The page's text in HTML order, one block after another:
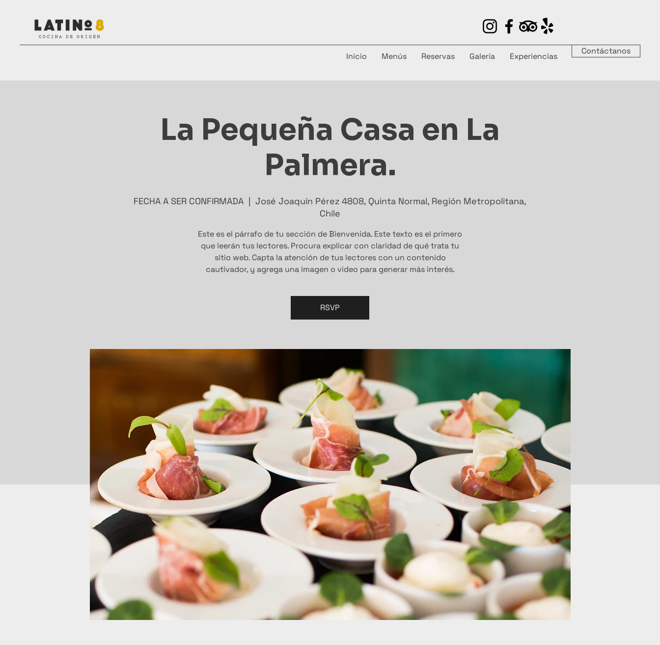
Inicio Menús Reservas Galería Experiencias
Contáctanos
La Pequeña Casa en La
Palmera.
FECHA A SER CONFIRMADA
  |
José Joaquín Pérez 4808, Quinta Normal, Región Metropolitana,
Chile
Este es el párrafo de tu sección de Bienvenida. Este texto es el primero
que leerán tus lectores. Procura explicar con claridad de qué trata tu
sitio web. Capta la atención de tus lectores con un contenido
cautivador, y agrega una imagen o video para generar más interés.
RSVP